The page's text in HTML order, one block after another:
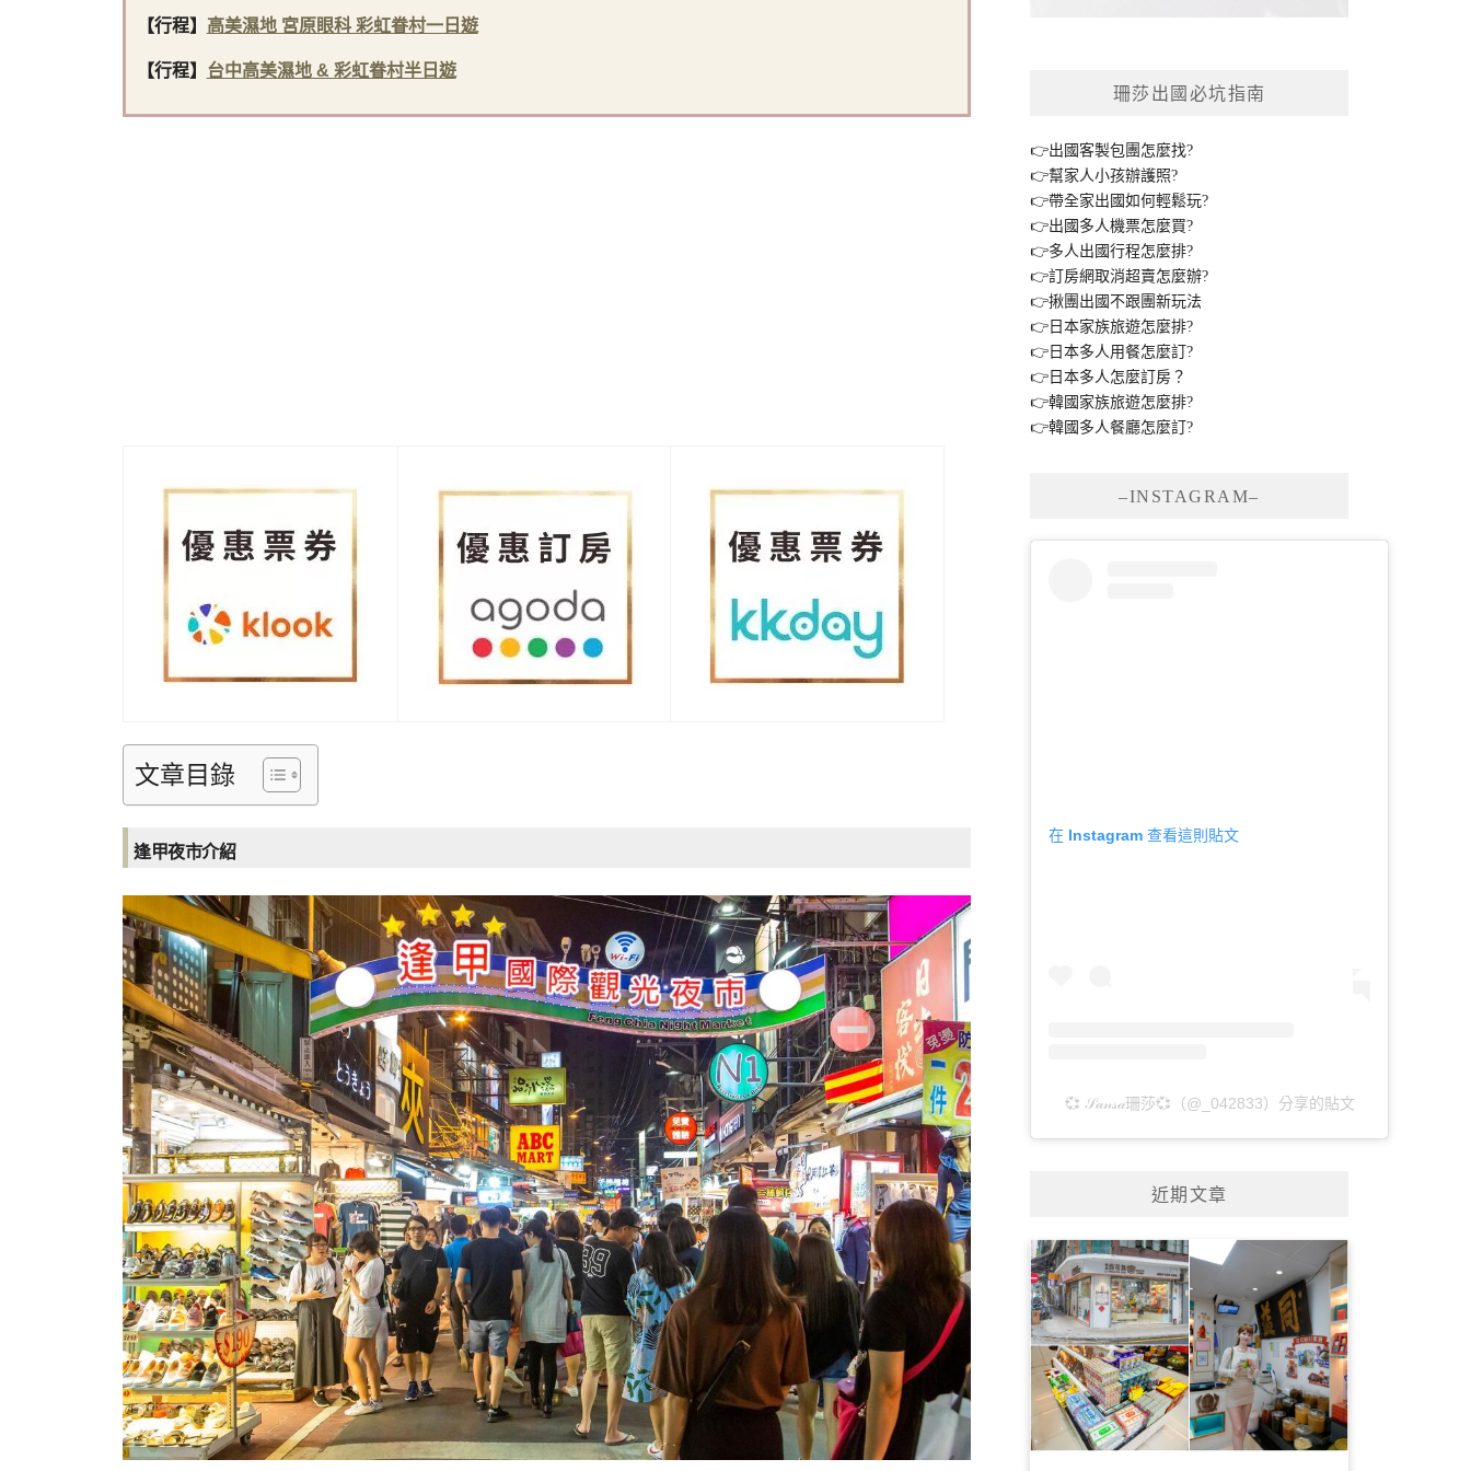
【行程】 高美濕地 宮原眼科 彩虹眷村一日遊
【行程】 台中高美濕地 & 彩虹眷村半日遊
文章目錄
逢甲夜市介紹
珊莎出國必坑指南
👉出國客製包團怎麼找?
👉幫家人小孩辦護照?
👉帶全家出國如何輕鬆玩?
👉出國多人機票怎麼買?
👉多人出國行程怎麼排?
👉訂房網取消超賣怎麼辦?
👉揪團出國不跟團新玩法
👉日本家族旅遊怎麼排?
👉日本多人用餐怎麼訂?
👉日本多人怎麼訂房？
👉韓國家族旅遊怎麼排?
👉韓國多人餐廳怎麼訂?
–INSTAGRAM–
在 Instagram 查看這則貼文
💞 𝒮𝒶𝓃𝓈𝒶珊莎💞（@_042833）分享的貼文
近期文章